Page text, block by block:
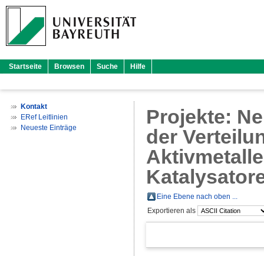
Startseite Browsen Suche Hilfe
Kontakt
ERef Leitlinien
Neueste Einträge
Projekte:
der
Eine Ebene nach oben ...
Exportieren als